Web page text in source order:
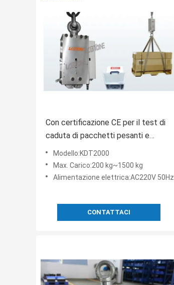
Con certificazione CE per il test di
caduta di pacchetti pesanti e
irregolari
Modello:KDT2000
Max. Carico:200 kg~1500 kg
Alimentazione elettrica:AC220V 50Hz
CONTATTACI